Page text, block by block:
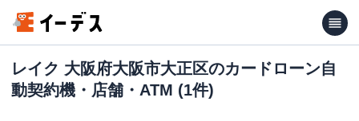
レイク 大阪府大阪市大正区のカードローン自
動契約機・店舗・ATM (1件)